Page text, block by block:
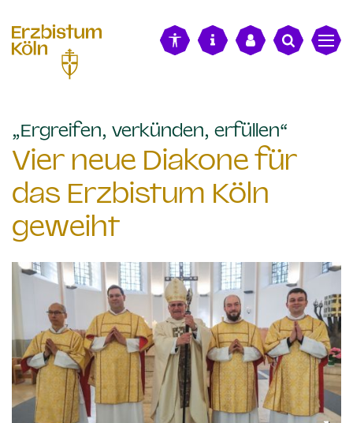
„Ergreifen, verkünden, erfüllen“
Vier neue Diakone für
das Erzbistum Köln
geweiht